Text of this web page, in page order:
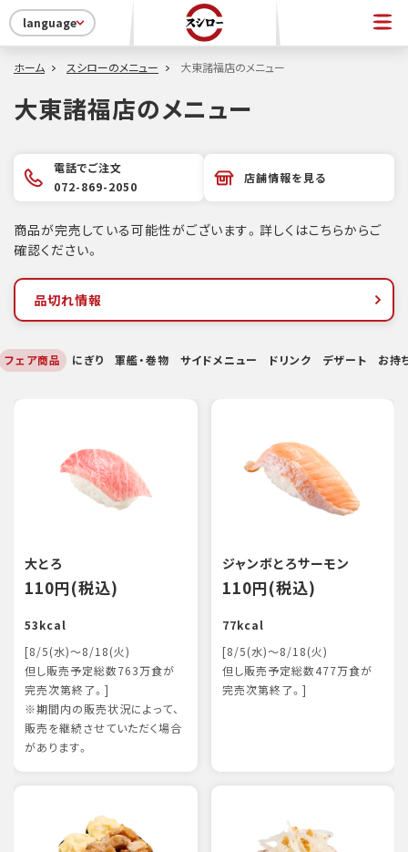
language
ホーム スシローのメニュー 大東諸福店のメニュー
大東諸福店のメニュー
電話でご注文
072-869-2050
店舗情報を見る
商品が完売している可能性がございます。詳しくはこちらからご
確認ください。
品切れ情報
フェア商品 にぎり 軍艦・巻物 サイドメニュー ドリンク デザート お持
大とろ
110円(税込)
53kcal
[8/5(水)～8/18(火)
但し販売予定総数763万食が
完売次第終了。]
※期間内の販売状況によって、
販売を継続させていただく場合
があります。
ジャンボとろサーモン
110円(税込)
77kcal
[8/5(水)～8/18(火)
但し販売予定総数477万食が
完売次第終了。]